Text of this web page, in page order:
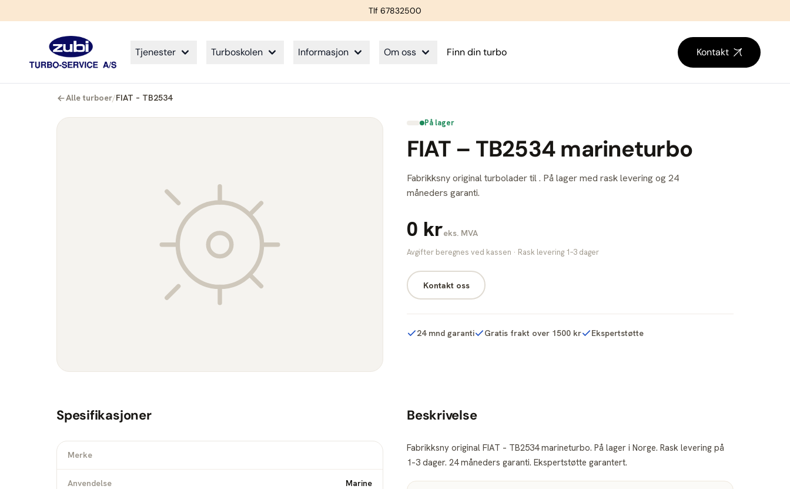
Tlf 67832500
Tjenester Turboskolen Informasjon Om oss Finn din turbo Kontakt
Alle turboer/FIAT – TB2534
På lager
FIAT – TB2534 marineturbo
Fabrikksny original turbolader til . På lager med rask levering og 24
måneders garanti.
0 kreks. MVA
Avgifter beregnes ved kassen · Rask levering 1–3 dager
Kontakt oss
24 mnd garanti Gratis frakt over 1500 kr Ekspertstøtte
Spesifikasjoner
Merke
Anvendelse Marine
Beskrivelse
Fabrikksny original FIAT – TB2534 marineturbo. På lager i Norge. Rask levering på
1–3 dager. 24 måneders garanti. Ekspertstøtte garantert.